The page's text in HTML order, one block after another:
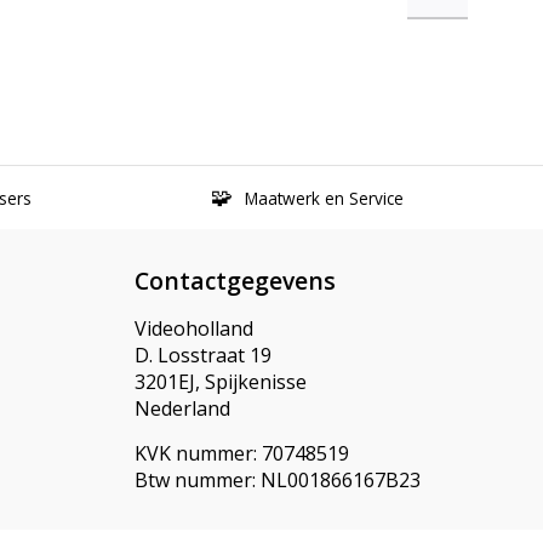
Maatwerk en Service
Contactgegevens
Videoholland
D. Losstraat 19
3201EJ, Spijkenisse
Nederland
KVK nummer: 70748519
Btw nummer: NL001866167B23